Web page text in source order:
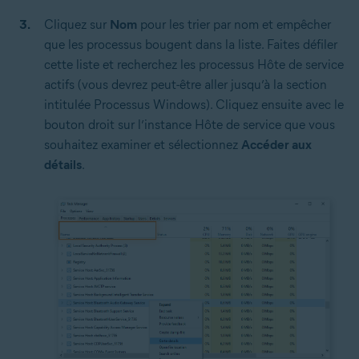
Cliquez sur Nom pour les trier par nom et empêcher
que les processus bougent dans la liste. Faites défiler
cette liste et recherchez les processus Hôte de service
actifs (vous devrez peut-être aller jusqu’à la section
intitulée Processus Windows). Cliquez ensuite avec le
bouton droit sur l’instance Hôte de service que vous
souhaitez examiner et sélectionnez Accéder aux
détails.